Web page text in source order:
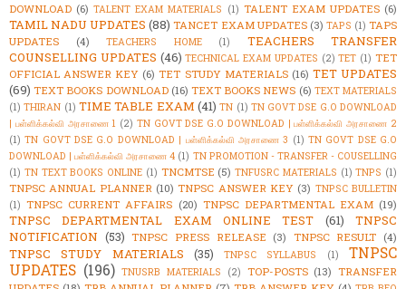
DOWNLOAD (6) TALENT EXAM MATERIALS (1) TALENT EXAM UPDATES (6)
TAMIL NADU UPDATES (88) TANCET EXAM UPDATES (3) TAPS (1) TAPS
UPDATES
(4) TEACHERS HOME (1)
TEACHERS TRANSFER
COUNSELLING UPDATES (46) TECHNICAL EXAM UPDATES (2) TET (1) TET
OFFICIAL ANSWER KEY (6) TET STUDY MATERIALS (16) TET UPDATES
(69) TEXT BOOKS DOWNLOAD (16) TEXT BOOKS NEWS (6) TEXT MATERIALS
(1) THIRAN (1) TIME TABLE EXAM (41) TN (1) TN GOVT DSE G.O DOWNLOAD
| பள்ளிக்கல்வி அரசாணை 1 (2) TN GOVT DSE G.O DOWNLOAD | பள்ளிக்கல்வி அரசாணை 2
(1) TN GOVT DSE G.O DOWNLOAD | பள்ளிக்கல்வி அரசாணை 3 (1) TN GOVT DSE G.O
DOWNLOAD | பள்ளிக்கல்வி அரசாணை 4 (1) TN PROMOTION - TRANSFER - COUSELLING
(1) TN TEXT BOOKS ONLINE (1) TNCMTSE (5) TNFUSRC MATERIALS (1) TNPS (1)
TNPSC ANNUAL PLANNER (10) TNPSC ANSWER KEY (3) TNPSC BULLETIN
(1) TNPSC CURRENT AFFAIRS (20) TNPSC DEPARTMENTAL EXAM (19)
TNPSC DEPARTMENTAL EXAM ONLINE TEST (61)
TNPSC
NOTIFICATION (53) TNPSC PRESS RELEASE (3) TNPSC RESULT (4)
TNPSC STUDY MATERIALS (35) TNPSC SYLLABUS (1)
TNPSC
UPDATES (196) TNUSRB MATERIALS (2) TOP-POSTS (13) TRANSFER